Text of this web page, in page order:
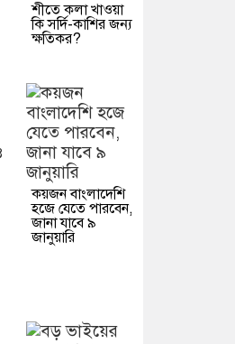
শীতে কলা খাওয়া
কি সর্দি-কাশির জন্য
ক্ষতিকর?
কয়জন বাংলাদেশি
হজে যেতে পারবেন,
জানা যাবে ৯
জানুয়ারি